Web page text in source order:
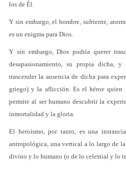
los de Él.
Y sin embargo, el hombre, sufriente,
es un enigma para Dios.
Y sin embargo, Dios podría querer
desapasionamiento, su propia dicha,
trascender la ausencia de dicha para
griego) y la aflicción. Es el héroe
permite al ser humano descubrir la
inmortalidad y la gloria.
El heroísmo, por tanto, es una
antropológica, una vertical a lo largo de
divino y lo humano (o de lo celestial y lo